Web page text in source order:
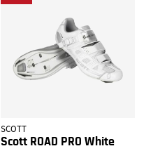
SCOTT
Scott ROAD PRO White